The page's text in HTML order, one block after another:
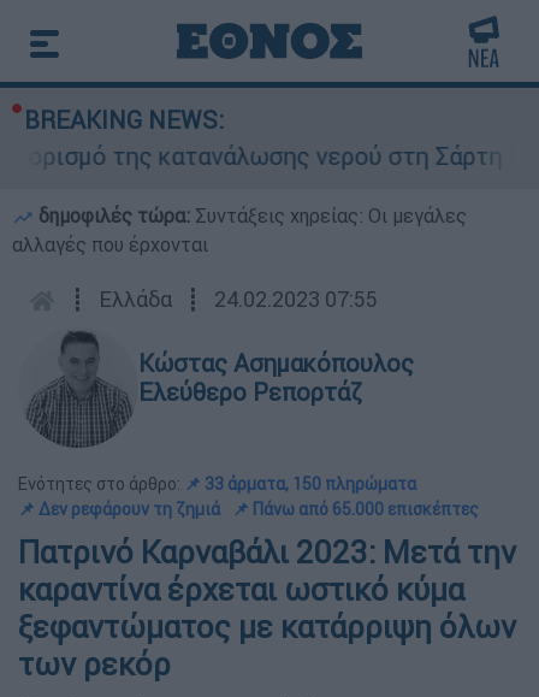
BREAKING NEWS:
της κατανάλωσης νερού στη Σάρτη
δημοφιλές τώρα: Συντάξεις χηρείας: Οι μεγάλες
αλλαγές που έρχονται
┋ Ελλάδα ┋ 24.02.2023 07:55
Κώστας Ασημακόπουλος
Ελεύθερο Ρεπορτάζ
Ενότητες στο άρθρο: 📌 33 άρματα, 150 πληρώματα
📌 Δεν ρεφάρουν τη ζημιά
📌 Πάνω από 65.000 επισκέπτες
Πατρινό Καρναβάλι 2023: Μετά την
καραντίνα έρχεται ωστικό κύμα
ξεφαντώματος με κατάρριψη όλων
των ρεκόρ